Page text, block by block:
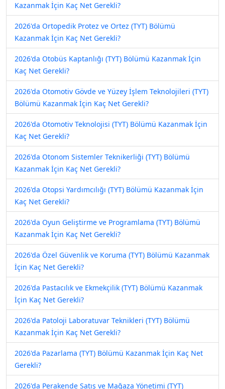
Kazanmak İçin Kaç Net Gerekli?
2026'da Ortopedik Protez ve Ortez (TYT) Bölümü
Kazanmak İçin Kaç Net Gerekli?
2026'da Otobüs Kaptanlığı (TYT) Bölümü Kazanmak İçin
Kaç Net Gerekli?
2026'da Otomotiv Gövde ve Yüzey İşlem Teknolojileri (TYT)
Bölümü Kazanmak İçin Kaç Net Gerekli?
2026'da Otomotiv Teknolojisi (TYT) Bölümü Kazanmak İçin
Kaç Net Gerekli?
2026'da Otonom Sistemler Teknikerliği (TYT) Bölümü
Kazanmak İçin Kaç Net Gerekli?
2026'da Otopsi Yardımcılığı (TYT) Bölümü Kazanmak İçin
Kaç Net Gerekli?
2026'da Oyun Geliştirme ve Programlama (TYT) Bölümü
Kazanmak İçin Kaç Net Gerekli?
2026'da Özel Güvenlik ve Koruma (TYT) Bölümü Kazanmak
İçin Kaç Net Gerekli?
2026'da Pastacılık ve Ekmekçilik (TYT) Bölümü Kazanmak
İçin Kaç Net Gerekli?
2026'da Patoloji Laboratuvar Teknikleri (TYT) Bölümü
Kazanmak İçin Kaç Net Gerekli?
2026'da Pazarlama (TYT) Bölümü Kazanmak İçin Kaç Net
Gerekli?
2026'da Perakende Satış ve Mağaza Yönetimi (TYT)